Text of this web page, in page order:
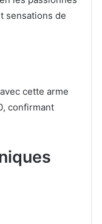
sensations de
cette arme
confirmant